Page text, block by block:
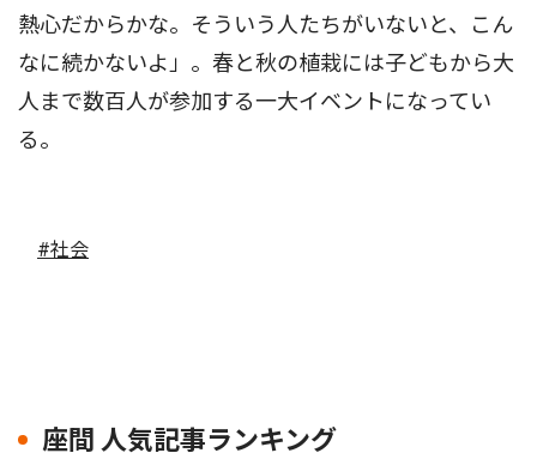
熱心だからかな。そういう人たちがいないと、こん
なに続かないよ」。春と秋の植栽には子どもから大
人まで数百人が参加する一大イベントになってい
る。
#社会
座間 人気記事ランキング